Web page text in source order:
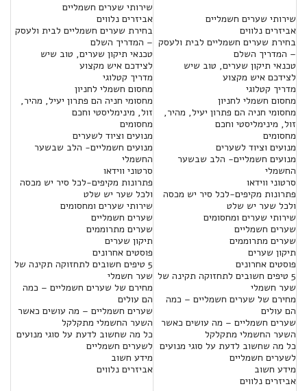
שירותי שערים חשמליים
אביזרים נלווים
בחירת שערים חשמליים לבית ולעסק
– המדריך השלם
טכנאי תיקון שערים, טוב שיש
לצידכם איש מקצוע
מדריך קטלוגי
מחסום חשמלי לחניון
מחסומי חניה הם פתרון יעיל, מהיר,
זול, מינימליסטי וחכם
מחסומים
מנועים וציוד לשערים
מנועים חשמליים- הלב שבשער
החשמלי
סרטוני ווידאו
פתרונות מקיפים-לכל סיר יש מכסה
ולכל שער יש שלט
שירותי שערים ומחסומים
שערים חשמליים
שערים מתרוממים
תיקון שערים
פוסטים אחרונים
5 טיפים חשובים לתחזוקה תקינה של
שער חשמלי
מחירם של שערים חשמליים – כמה
הם עולים
שערים חשמליים – מה עושים כאשר
השער החשמלי מתקלקל
כל מה שחשוב לדעת על סוגי מנועים
לשערים חשמליים
מידע חשוב
אביזרים נלווים
שירותי שערים חשמליים
אביזרים נלווים
בחירת שערים חשמליים לבית ולעסק
– המדריך השלם
טכנאי תיקון שערים, טוב שיש
לצידכם איש מקצוע
מדריך קטלוגי
מחסום חשמלי לחניון
מחסומי חניה הם פתרון יעיל, מהיר,
זול, מינימליסטי וחכם
מחסומים
מנועים וציוד לשערים
מנועים חשמליים- הלב שבשער
החשמלי
סרטוני ווידאו
פתרונות מקיפים-לכל סיר יש מכסה
ולכל שער יש שלט
שירותי שערים ומחסומים
שערים חשמליים
שערים מתרוממים
תיקון שערים
פוסטים אחרונים
5 טיפים חשובים לתחזוקה תקינה של
שער חשמלי
מחירם של שערים חשמליים – כמה
הם עולים
שערים חשמליים – מה עושים כאשר
השער החשמלי מתקלקל
כל מה שחשוב לדעת על סוגי מנועים
לשערים חשמליים
מידע חשוב
אביזרים נלווים